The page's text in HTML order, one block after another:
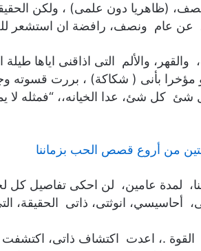
(ظاهريا دون علمى) ، ولكن
عن عام ونصف، رافضة ان استشعر
والألم التى اذاقنى اياها
بأنى ( شكاكة) ، بررت قسوته
كل شئ، عدا الخيانه،، “فمثله لا
من أروع قصص الحب بزماننا
لمدة عامين، لن احكى تفاصيل كل
أحاسيسي، انوثتى، ذاتى
.، اعدت اكتشاف ذاتى، اكتشفت